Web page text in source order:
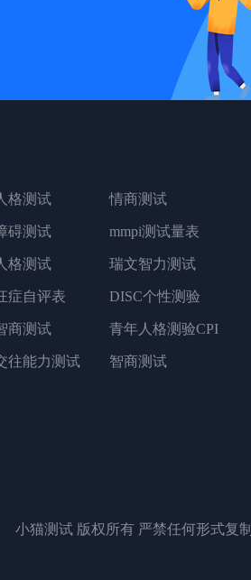
格测试 情商测试
碍测试 mmpi测试量表
格测试 瑞文智力测试
症自评表 DISC个性测验
商测试 青年人格测验CPI
往能力测试 智商测试
小猫测试 版权所有 严禁任何形式复制